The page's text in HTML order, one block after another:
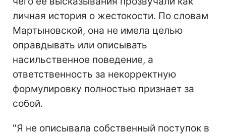
личная история о жестокости. По словам
Мартыновской, она не имела целью
оправдывать или описывать
насильственное поведение, а
ответственность за некорректную
формулировку полностью признает за
собой.
"Я не описывала собственный поступок в